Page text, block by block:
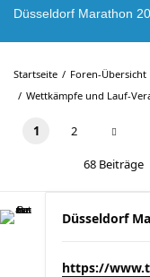
Düsseldorf Marathon
Startseite Foren-Übersicht
Wettkämpfe und Lauf-
1 2
68 Beiträge
Düsseldorf
https://